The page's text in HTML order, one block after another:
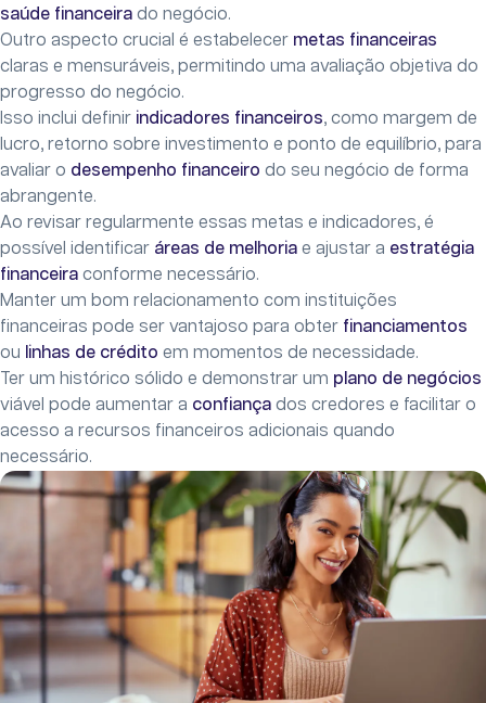
saúde financeira do negócio.
Outro aspecto crucial é estabelecer metas financeiras
claras e mensuráveis, permitindo uma avaliação objetiva do
progresso do negócio.
Isso inclui definir indicadores financeiros, como margem de
lucro, retorno sobre investimento e ponto de equilíbrio, para
avaliar o desempenho financeiro do seu negócio de forma
abrangente.
Ao revisar regularmente essas metas e indicadores, é
possível identificar áreas de melhoria e ajustar a estratégia
financeira conforme necessário.
Manter um bom relacionamento com instituições
financeiras pode ser vantajoso para obter financiamentos
ou linhas de crédito em momentos de necessidade.
Ter um histórico sólido e demonstrar um plano de negócios
viável pode aumentar a confiança dos credores e facilitar o
acesso a recursos financeiros adicionais quando
necessário.